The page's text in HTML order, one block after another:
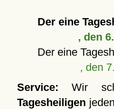
Der eine
, den
Der eine
, den
Service: Wir
Tagesheiligen